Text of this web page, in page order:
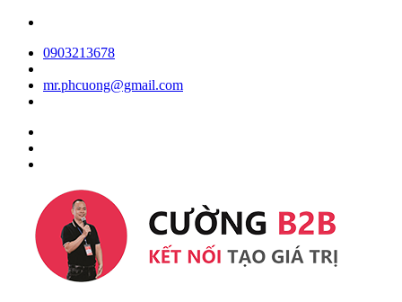
0903213678
mr.phcuong@gmail.com